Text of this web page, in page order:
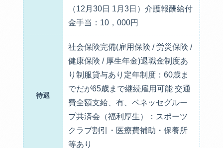
（12月30日 1月3日）介護報酬給付
金手当：10，000円
待遇
社会保険完備(雇用保険 / 労災保険 /
健康保険 / 厚生年金)退職金制度あ
り制服貸与あり定年制度：60歳ま
でだが65歳まで継続雇用可能 交通
費全額支給、有、ベネッセグルー
プ共済会（福利厚生）：スポーツ
クラブ割引・医療費補助・保養所
等あり